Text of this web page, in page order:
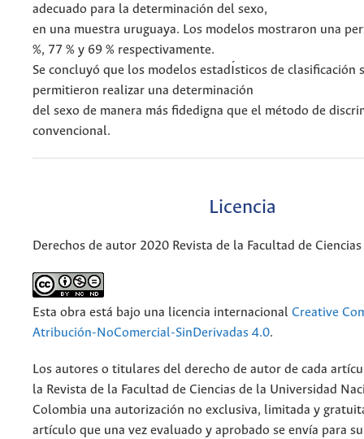
adecuado para la determinación del sexo,
en una muestra uruguaya. Los modelos mostraron una
%, 77 % y 69 % respectivamente.
Se concluyó que los modelos estadı́sticos de clasificación
permitieron realizar una determinación
del sexo de manera más fidedigna que el método de
convencional.
Licencia
Derechos de autor 2020 Revista de la Facultad de Ciencias
Esta obra está bajo una licencia internacional Creative
Atribución-NoComercial-SinDerivadas 4.0.
Los autores o titulares del derecho de autor de cada
la Revista de la Facultad de Ciencias de la Universidad
Colombia una autorización no exclusiva, limitada y
artículo que una vez evaluado y aprobado se envía para